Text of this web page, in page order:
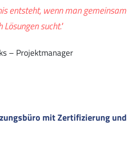
entsteht, wenn man gemeinsam
Lösungen sucht."
– Projektmanager
mit Zertifizierung und